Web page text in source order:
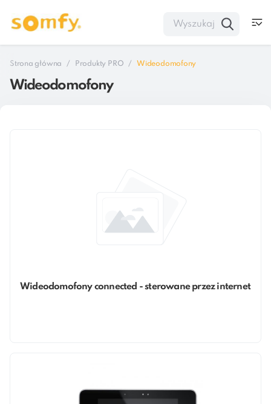
Strona główna Produkty PRO Wideodomofony
Wideodomofony
Wideodomofony connected - sterowane przez internet